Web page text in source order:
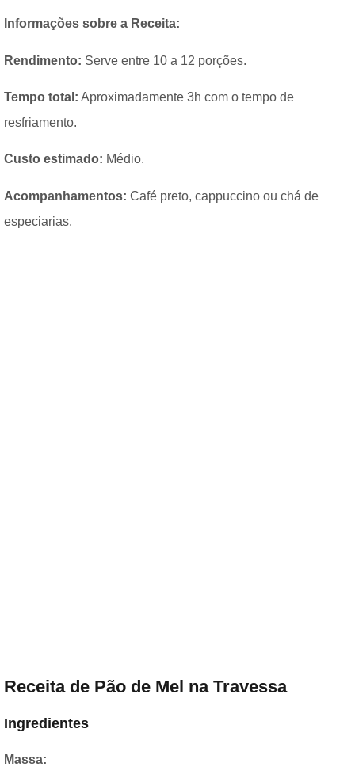
Informações sobre a Receita:
Rendimento: Serve entre 10 a 12 porções.
Tempo total: Aproximadamente 3h com o tempo de
resfriamento.
Custo estimado: Médio.
Acompanhamentos: Café preto, cappuccino ou chá de
especiarias.
Receita de Pão de Mel na Travessa
Ingredientes
Massa: